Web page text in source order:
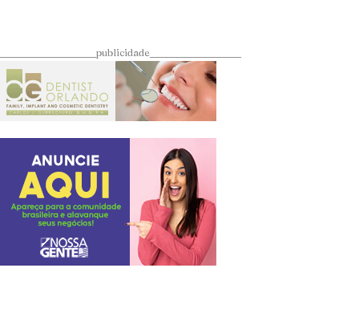
____________________publicidade___________________